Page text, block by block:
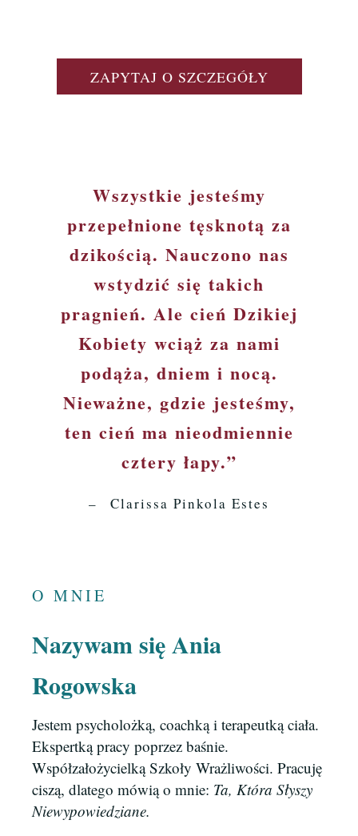
ZAPYTAJ O SZCZEGÓŁY
Wszystkie jesteśmy
przepełnione tęsknotą za
dzikością. Nauczono nas
wstydzić się takich
pragnień. Ale cień Dzikiej
Kobiety wciąż za nami
podąża, dniem i nocą.
Nieważne, gdzie jesteśmy,
ten cień ma nieodmiennie
cztery łapy.”
– Clarissa Pinkola Estes
O MNIE
Nazywam się Ania
Rogowska
Jestem psycholożką, coachką i terapeutką ciała.
Ekspertką pracy poprzez baśnie.
Współzałożycielką Szkoły Wrażliwości. Pracuję
ciszą, dlatego mówią o mnie: Ta, Która Słyszy
Niewypowiedziane.